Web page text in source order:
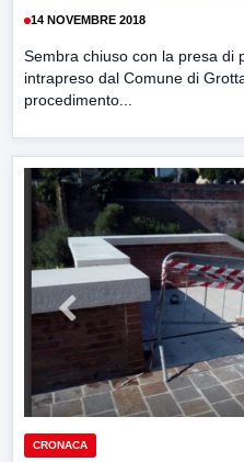
14 NOVEMBRE 2018
Sembra chiuso con la presa di
intrapreso dal Comune di
procedimento...
CRONACA